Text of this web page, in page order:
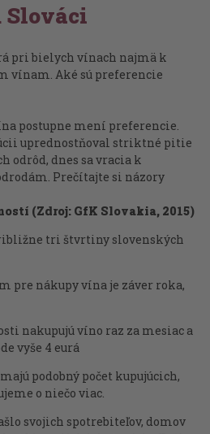
pri bielych vínach najmä k
vínam. Aké sú preferencie
postupne mení preferencie.
uprednostňoval striktné pitie
odrôd, dnes sa vracia k
Prečítajte si názory
(Zdroj: GfK Slovakia, 2015)
tri štvrtiny slovenských
nákupy vína je záver roka,
nakupujú víno raz za mesiac a
vyše 4 eurá
podobný počet kupujúcich,
o niečo viac.
svojich spotrebiteľov, domov